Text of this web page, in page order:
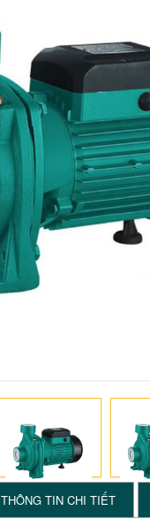
THÔNG TIN CHI TIẾT